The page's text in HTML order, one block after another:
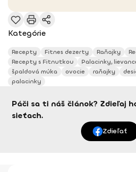
Kategórie
Recepty Fitnes dezerty Raňajky
Recepty s Fitnutkou
Palacinky,
špaldová múka
ovocie raňajky
palacinky
Páči sa ti náš článok? Zdieľaj
sieťach.
Zdieľať